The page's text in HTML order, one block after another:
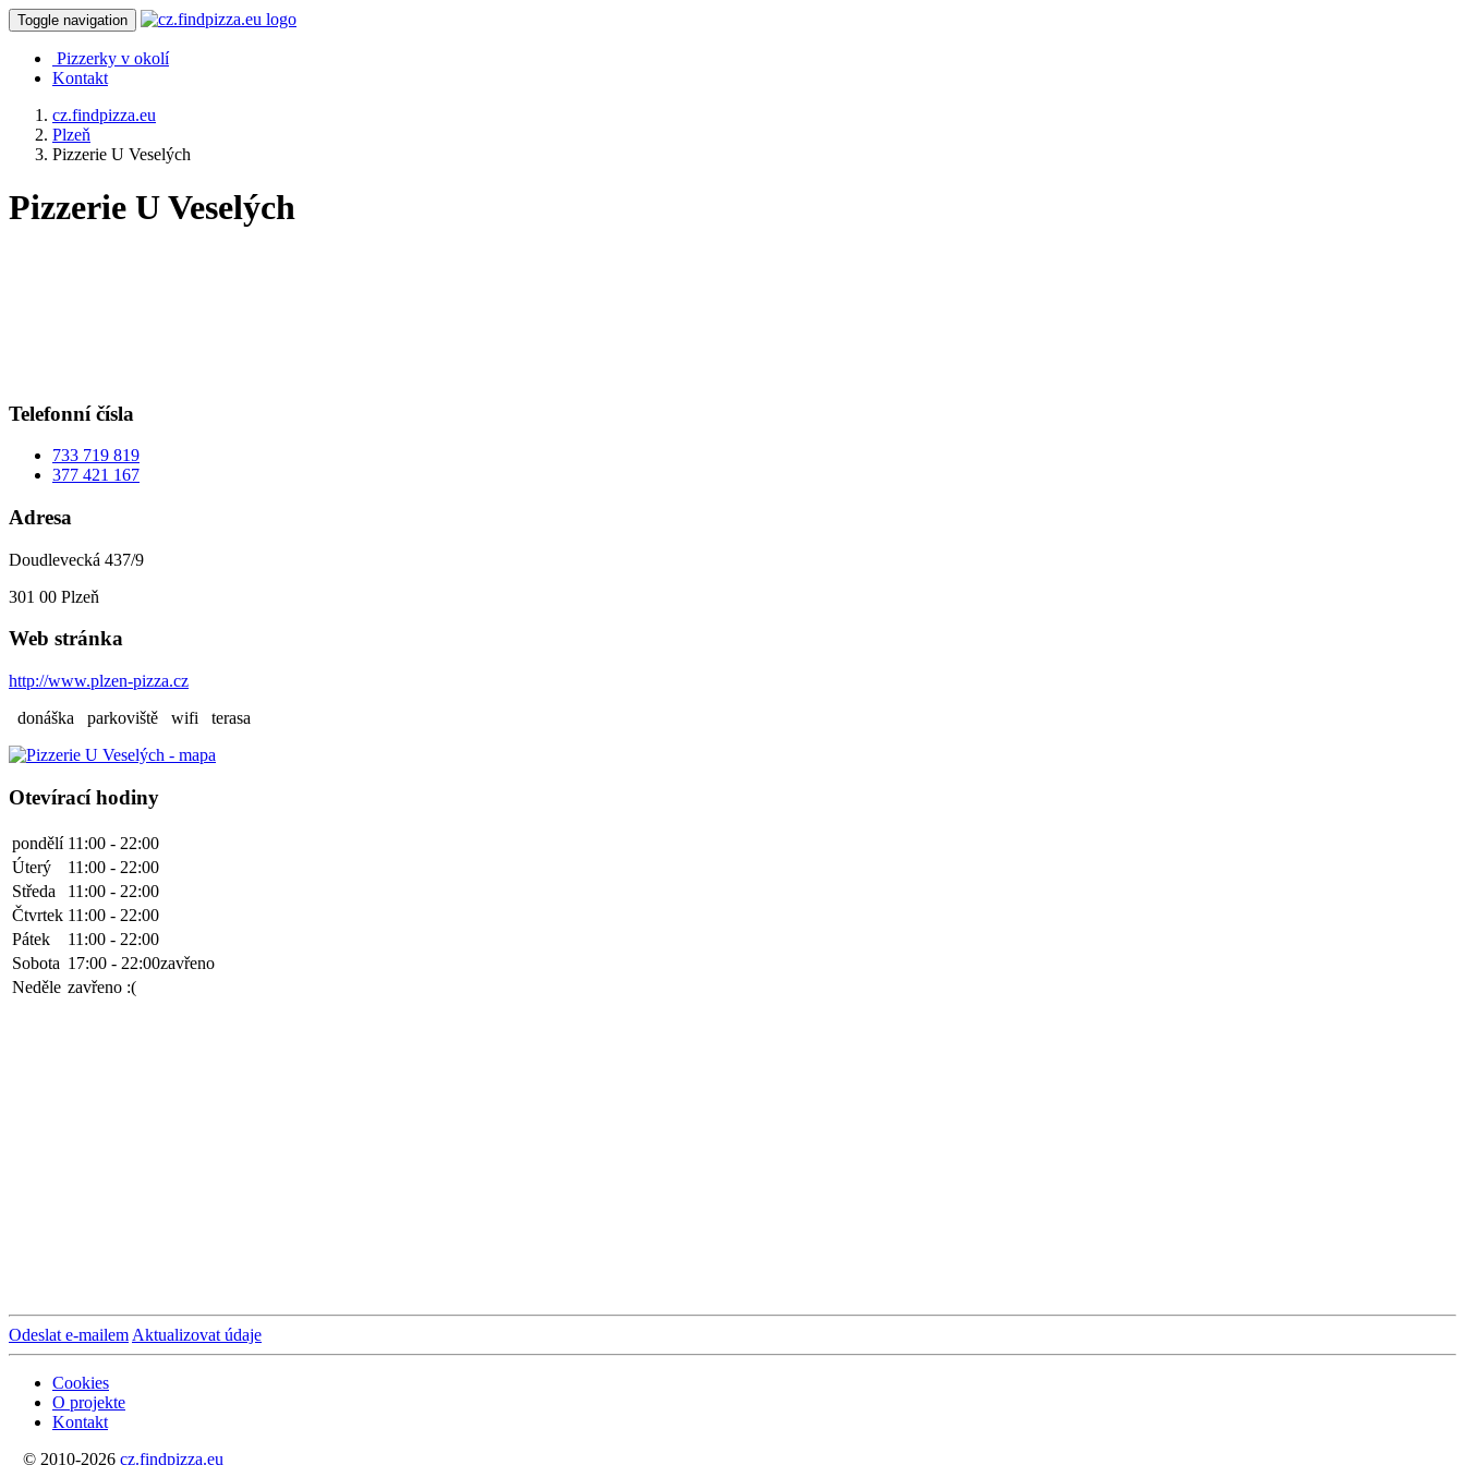
Toggle navigation
Pizzerky v okolí
Kontakt
cz.findpizza.eu
Plzeň
Pizzerie U Veselých
Pizzerie U Veselých
Telefonní čísla
733 719 819
377 421 167
Adresa
Doudlevecká 437/9
301 00 Plzeň
Web stránka
http://www.plzen-pizza.cz
donáška
parkoviště wifi terasa
Otevírací hodiny
pondělí 11:00 - 22:00
Úterý
11:00 - 22:00
Středa
11:00 - 22:00
Čtvrtek 11:00 - 22:00
Pátek
11:00 - 22:00
Sobota 17:00 - 22:00zavřeno
Neděle zavřeno :(
Odeslat e-mailem Aktualizovat údaje
Cookies
O projekte
Kontakt
© 2010-2026 cz.findpizza.eu